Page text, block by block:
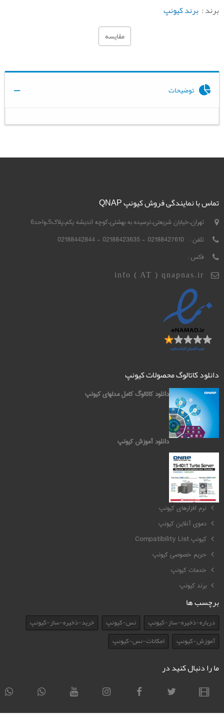
برند : برند کیونپ
مقایسه
توضیحات
تماس با نمایندگی فروش کیونپ QNAP
تهران،خیابان شریعتی،نرسیده به بهشتی،کوچه اندیشه یکم،پلاک5،واحد6
تلفن : 02188427610 - 02188423635 - 02188442844
فکس :
info ( AT ) qnapnas.ir
دانلود کاتالوگ محصولات کیونپ
دانلود کاتالوگ کامل مدلهای کیونپ
دانلود آموزش کیونپ
کیونپ QNAP
نرم افزارهای کیونپ
دموی آنلاین کیونپ
کیونپ Compatibility List
حریم خصوصی کیونپ
خدمات کیونپ
برند کیونپ
برچسب ها
درباره-ذخیره-ساز-کیونپ نس-کیونپ
خرید-ذخیره-ساز-کیونپ
آموزش-کیونپ
امکانات-نس-کیونپ
ما را دنبال کنید در